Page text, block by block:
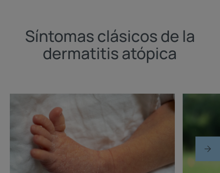
Síntomas clásicos de la
dermatitis atópica